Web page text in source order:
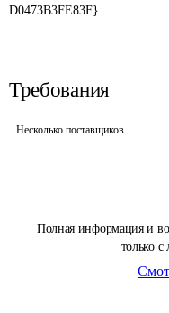
Полная информация и
только
D0473B3FE83F}
Требования
Несколько поставщиков